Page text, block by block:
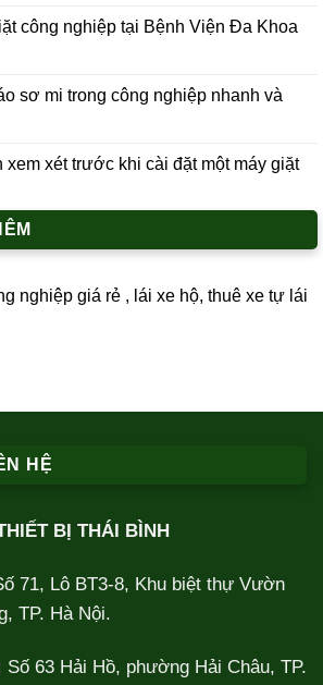
công nghiệp tại Bệnh Viện Đa Khoa
sơ mi trong công nghiệp nhanh và
xem xét trước khi cài đặt một máy giặt
nghiệp giá rẻ , lái xe hộ, thuê xe tự lái
HỆ
BỊ THÁI BÌNH
71, Lô BT3-8, Khu biệt thự Vườn
TP. Hà Nội.
Số 63 Hải Hồ, phường Hải Châu, TP.